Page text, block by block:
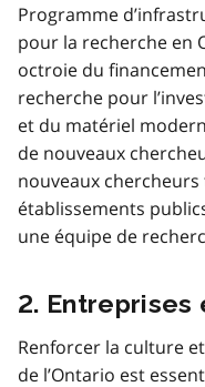
Programme
pour la recherche en
octroie du
recherche pour
et du matériel
de nouveaux
nouveaux
établissements
une équipe de
2. Entreprises
Renforcer la culture
de l’Ontario est